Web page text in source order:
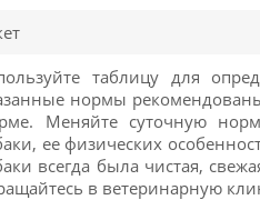
таблицу для
нормы
Меняйте суточную
ее физических
всегда была чистая,
в ветеринарную